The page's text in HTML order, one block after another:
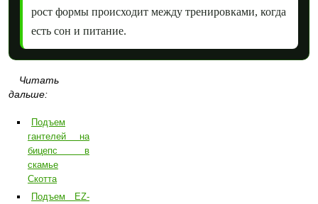
рост формы происходит между тренировками, когда
есть сон и питание.
Читать
дальше:
Подъем
гантелей на
бицепс в
скамье
Скотта
Подъем EZ-